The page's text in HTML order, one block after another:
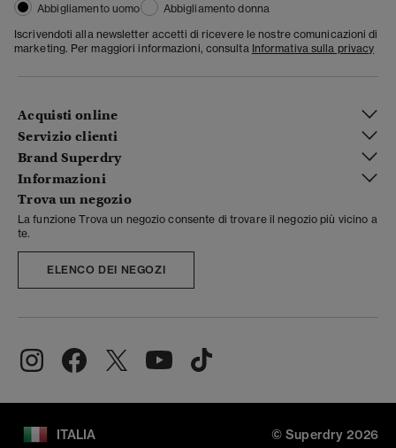
Abbigliamento uomo
Abbigliamento donna
Iscrivendoti alla newsletter accetti di ricevere le nostre comunicazioni di
marketing. Per maggiori informazioni, consulta Informativa sulla privacy
Acquisti online
Servizio clienti
Brand Superdry
Informazioni
Trova un negozio
La funzione Trova un negozio consente di trovare il negozio più vicino a
te.
ELENCO DEI NEGOZI
ITALIA © Superdry 2026